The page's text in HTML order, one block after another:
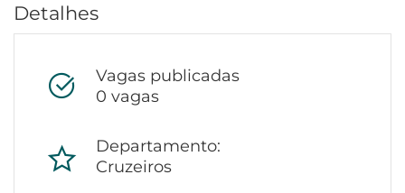
Detalhes
Vagas publicadas
0 vagas
Departamento:
Cruzeiros